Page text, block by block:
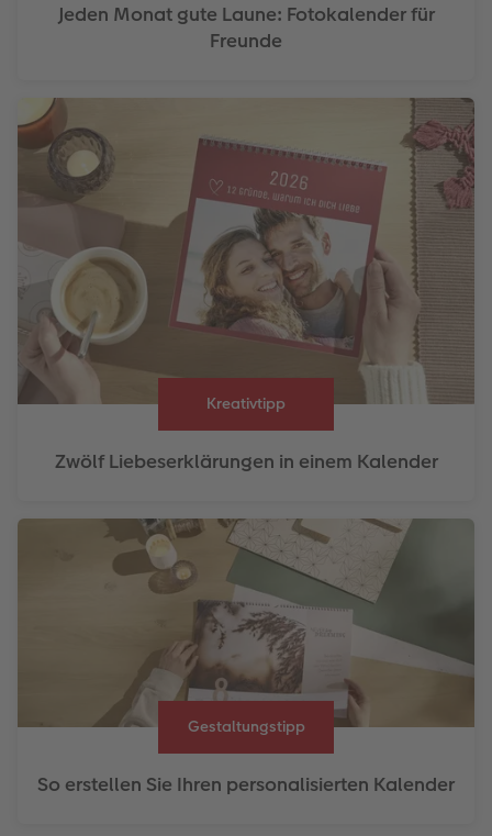
Jeden Monat gute Laune: Fotokalender für
Freunde
Kreativtipp
Zwölf Liebeserklärungen in einem Kalender
Gestaltungstipp
So erstellen Sie Ihren personalisierten Kalender